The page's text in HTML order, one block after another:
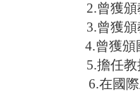
2.曾獲頒
3.曾獲頒
4.曾獲頒
5.擔任教
6.在國